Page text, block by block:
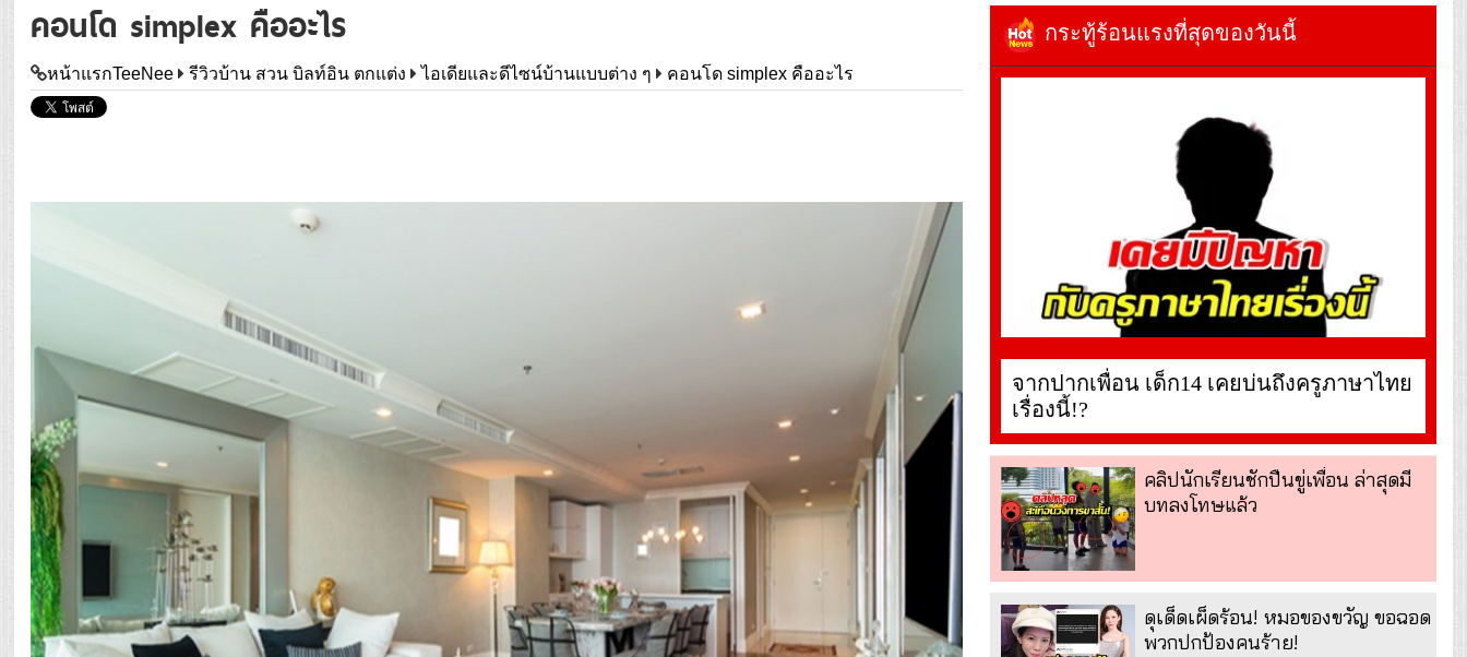
คอนโด simplex คืออะไร
หน้าแรกTeeNee รีวิวบ้าน สวน บิลท์อิน ตกแต่ง ไอเดียและดีไซน์บ้านแบบต่าง ๆ คอนโด simplex คืออะไร
กระทู้ร้อนแรงที่สุดของวันนี้
จากปากเพื่อน เด็ก14 เคยบ่นถึงครูภาษาไทย
เรื่องนี้!?
คลิปนักเรียนชักปืนขู่เพื่อน ล่าสุดมี
บทลงโทษแล้ว
ดุเด็ดเผ็ดร้อน! หมอของขวัญ ขอฉอด
พวกปกป้องคนร้าย!